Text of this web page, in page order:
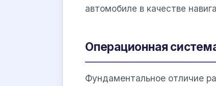
автомобиле в качестве
Операционная
Фундаментальное отличие